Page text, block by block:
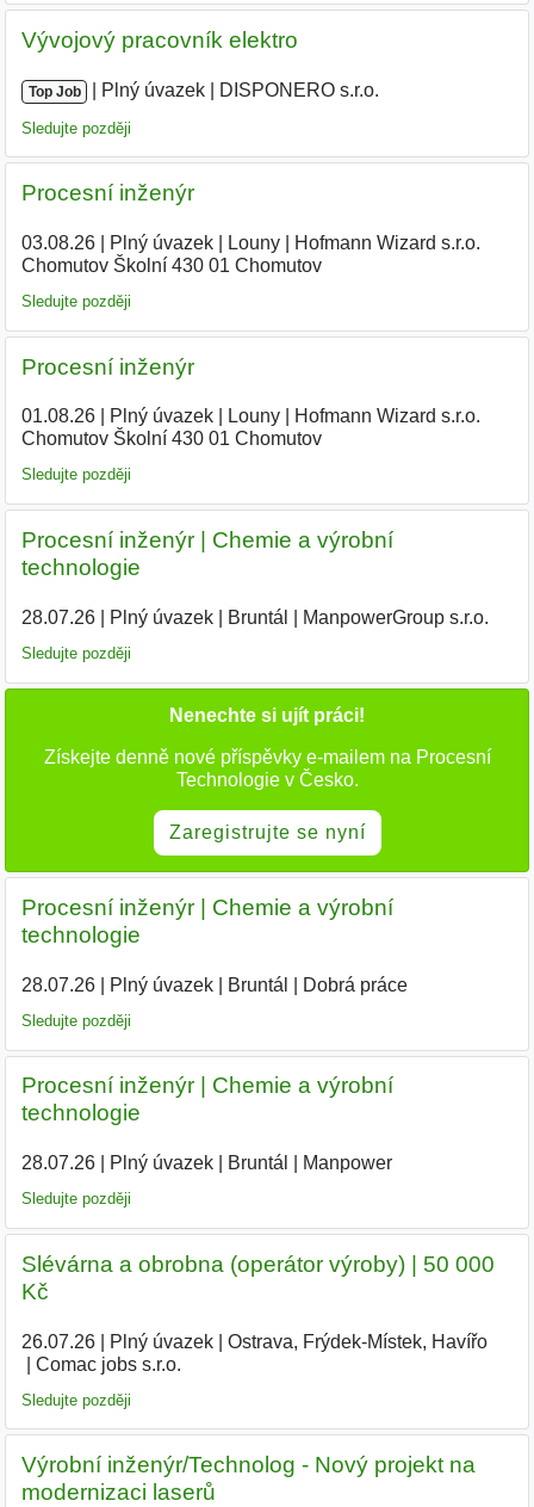
Vývojový pracovník elektro
Top Job Plný úvazek DISPONERO s.r.o.
Sledujte později
Procesní inženýr
03.08.26| Plný úvazek| Louny|
Hofmann Wizard s.r.o.
Chomutov Školní 430 01 Chomutov
Sledujte později
Procesní inženýr
01.08.26| Plný úvazek| Louny|
Hofmann Wizard s.r.o.
Chomutov Školní 430 01 Chomutov
Sledujte později
Procesní inženýr | Chemie a výrobní
technologie
28.07.26| Plný úvazek| Bruntál ManpowerGroup s.r.o.
Sledujte později
Nenechte si ujít práci!
Získejte denně nové příspěvky e-mailem na Procesní
Technologie v Česko.
Zaregistrujte se nyní
Procesní inženýr | Chemie a výrobní
technologie
28.07.26| Plný úvazek| Bruntál Dobrá práce
Sledujte později
Procesní inženýr | Chemie a výrobní
technologie
28.07.26| Plný úvazek| Bruntál Manpower
Sledujte později
Slévárna a obrobna (operátor výroby) | 50 000
Kč
26.07.26| Plný úvazek| Ostrava, Frýdek-Místek, Havířo|
Comac jobs s.r.o.
Sledujte později
Výrobní inženýr/Technolog - Nový projekt na
modernizaci laserů